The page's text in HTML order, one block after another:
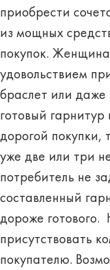
приобрести
из мощных
покупок.
удовольствием
браслет или даже
готовый
дорогой покупки,
уже две или три
потребитель не
составленный
дороже готового.
присутствовать
покупателю.